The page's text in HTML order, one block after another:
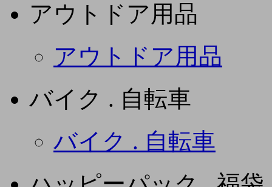
アウトドア用品
アウトドア用品
バイク . 自転車
バイク . 自転車